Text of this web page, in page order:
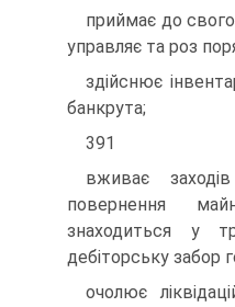
приймає до
управляє та роз
здійснює
банкрута;
391
вживає
повернення
знаходиться у
дебіторську забор
очолює